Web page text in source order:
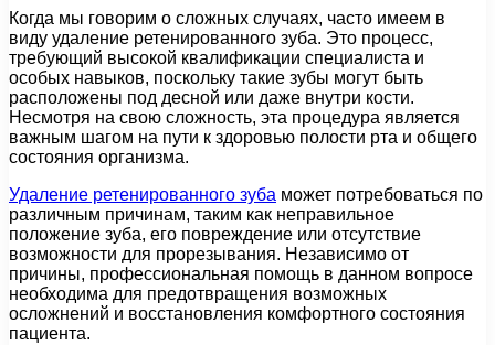
Когда мы говорим о сложных случаях, часто имеем в
виду удаление ретенированного зуба. Это процесс,
требующий высокой квалификации специалиста и
особых навыков, поскольку такие зубы могут быть
расположены под десной или даже внутри кости.
Несмотря на свою сложность, эта процедура является
важным шагом на пути к здоровью полости рта и общего
состояния организма.
Удаление ретенированного зуба может потребоваться по
различным причинам, таким как неправильное
положение зуба, его повреждение или отсутствие
возможности для прорезывания. Независимо от
причины, профессиональная помощь в данном вопросе
необходима для предотвращения возможных
осложнений и восстановления комфортного состояния
пациента.